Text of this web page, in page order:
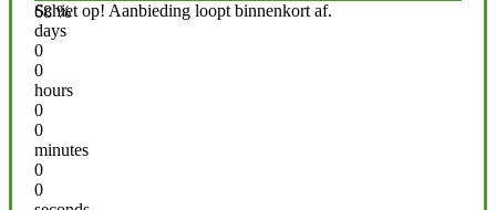
68 %
Schiet op! Aanbieding loopt binnenkort af.
days
0
0
hours
0
0
minutes
0
0